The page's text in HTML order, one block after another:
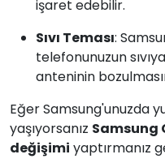
işaret edebilir.
Sıvı Teması:
telefonunuzun
anteninin
Eğer Samsung'unuzda
yaşıyorsanız Samsung
değişimi yaptırmanız